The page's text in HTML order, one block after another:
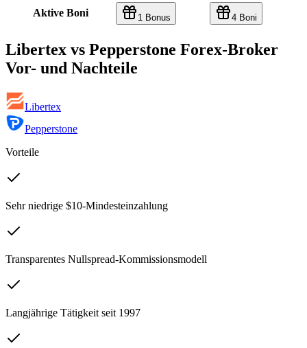
Aktive Boni
1 Bonus 4 Boni
Libertex vs Pepperstone Forex-Broker
Vor- und Nachteile
Libertex
Pepperstone
Vorteile
Sehr niedrige $10-Mindesteinzahlung
Transparentes Nullspread-Kommissionsmodell
Langjährige Tätigkeit seit 1997